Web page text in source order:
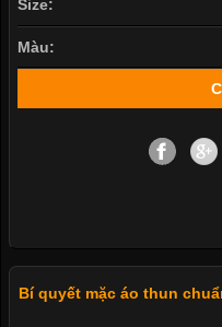
Size:
Màu:
Bí quyết mặc áo thun